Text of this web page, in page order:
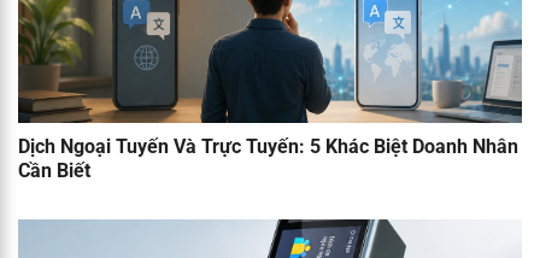
Dịch Ngoại Tuyến Và Trực Tuyến: 5 Khác Biệt Doanh Nhân
Cần Biết